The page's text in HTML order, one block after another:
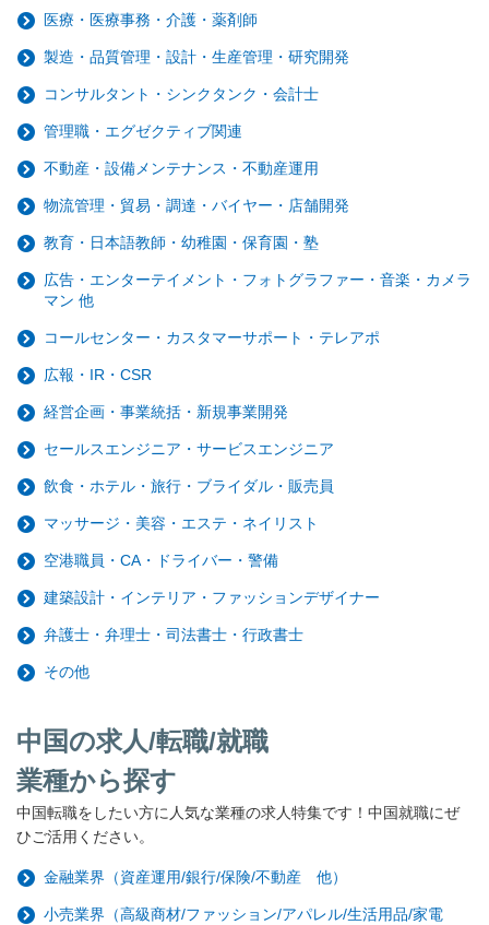
医療・医療事務・介護・薬剤師
製造・品質管理・設計・生産管理・研究開発
コンサルタント・シンクタンク・会計士
管理職・エグゼクティブ関連
不動産・設備メンテナンス・不動産運用
物流管理・貿易・調達・バイヤー・店舗開発
教育・日本語教師・幼稚園・保育園・塾
広告・エンターテイメント・フォトグラファー・音楽・カメラ
マン 他
コールセンター・カスタマーサポート・テレアポ
広報・IR・CSR
経営企画・事業統括・新規事業開発
セールスエンジニア・サービスエンジニア
飲食・ホテル・旅行・ブライダル・販売員
マッサージ・美容・エステ・ネイリスト
空港職員・CA・ドライバー・警備
建築設計・インテリア・ファッションデザイナー
弁護士・弁理士・司法書士・行政書士
その他
中国の求人/転職/就職
業種から探す
中国転職をしたい方に人気な業種の求人特集です！中国就職にぜ
ひご活用ください。
金融業界（資産運用/銀行/保険/不動産 他）
小売業界（高級商材/ファッション/アパレル/生活用品/家電